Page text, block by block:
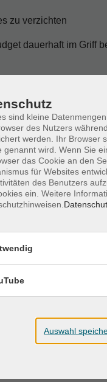
zu verzichten
dauerhaft im Griff
Zeigefinger -
Geld zu verstehen
Uhr
sind kleine
des Nutzers
werden. Ihr Browser
genannt wird. Wenn Sie
das Cookie an den
für Websites
des Benutzers
ein. Weitere
Auswahl